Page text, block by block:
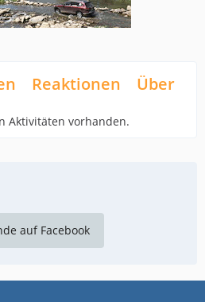
Reaktionen Über
Aktivitäten vorhanden.
auf Facebook